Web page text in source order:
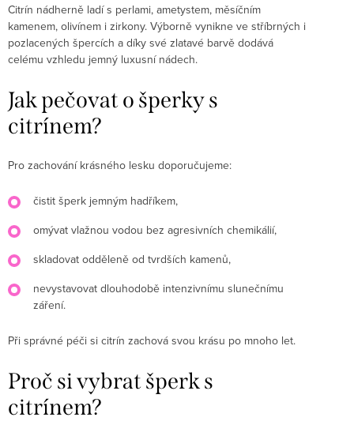
Citrín nádherně ladí s perlami, ametystem, měsíčním
kamenem, olivínem i zirkony. Výborně vynikne ve stříbrných i
pozlacených špercích a díky své zlatavé barvě dodává
celému vzhledu jemný luxusní nádech.
Jak pečovat o šperky s
citrínem?
Pro zachování krásného lesku doporučujeme:
čistit šperk jemným hadříkem,
omývat vlažnou vodou bez agresivních chemikálií,
skladovat odděleně od tvrdších kamenů,
nevystavovat dlouhodobě intenzivnímu slunečnímu
záření.
Při správné péči si citrín zachová svou krásu po mnoho let.
Proč si vybrat šperk s
citrínem?